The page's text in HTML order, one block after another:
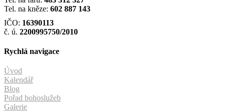
Tel. na kněze: 602 887 143
IČO: 16390113
č. ú. 2200995750/2010
Rychlá navigace
Úvod
Kalendář
Blog
Pořad bohoslužeb
Galerie